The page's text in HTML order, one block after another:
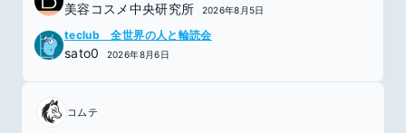
美容コスメ中央研究所 2026年8月5日
teclub 全世界の人と輪読会
sato0 2026年8月6日
コムテ